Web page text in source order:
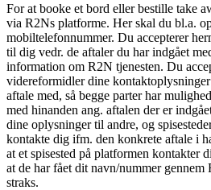
For at booke et bord eller bestille take
via R2Ns platforme. Her skal du bl.a.
mobiltelefonnummer. Du accepterer
til dig vedr. de aftaler du har indgået
information om R2N tjenesten. Du
videreformidler dine
aftale med, så begge parter har
med hinanden ang. aftalen der er
dine oplysninger til andre, og
kontakte dig ifm. den konkrete aftale i
at et spisested på platformen kontakter
at de har fået dit navn/nummer
straks.